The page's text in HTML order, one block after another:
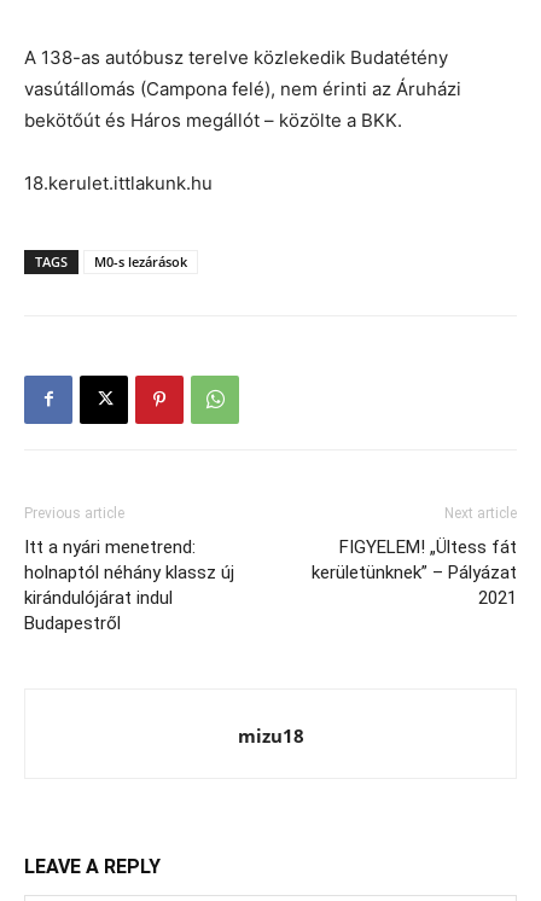
A 138-as autóbusz terelve közlekedik Budatétény
vasútállomás (Campona felé), nem érinti az Áruházi
bekötőút és Háros megállót – közölte a BKK.
18.kerulet.ittlakunk.hu
TAGS M0-s lezárások
Previous article
Itt a nyári menetrend:
holnaptól néhány klassz új
kirándulójárat indul
Budapestről
Next article
FIGYELEM! „Ültess fát
kerületünknek” – Pályázat
2021
mizu18
LEAVE A REPLY